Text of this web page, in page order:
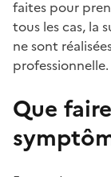
faites pour
tous les cas, la
ne sont
professionnelle.
Que